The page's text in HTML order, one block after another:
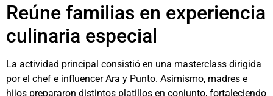
Reúne familias en experiencia
culinaria especial
La actividad principal consistió en una masterclass dirigida
por el chef e influencer Ara y Punto. Asimismo, madres e
hijos prepararon distintos platillos en conjunto, fortaleciendo